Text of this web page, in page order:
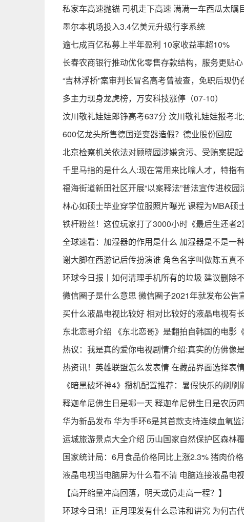
私家车高速抛锚 司机走下高速 满满一车西瓜太瞩
墨尔本机场投入3.4亿美元升级行李系统
逾七成百亿私募上半年盈利 10家收益率超10%
长春农商银行推动优化零售存款结构，服务更贴心
“吉林浮桥”案审判长冒名高考曾被查，免职后现仍
多主力现身龙虎榜，万安科技涨停（07-10）
汶川敬礼娃娃郎铮高考637分 汶川敬礼娃娃报考
600亿龙头所售德国逆变器造假？德业股份回应
北京检察机关依法对顾晓园涉嫌贪污、受贿案提
千里马指的是什么人:现在常用来比喻人才，特指
福海街道新田社区开展“以案释法”普法宣传进校园
林心如硕士毕业穿学位服照片曝光 课程为MBA硕
铁杆粉丝！这位玩家打了3000小时《最后生还者2
全球速看：加湿器的作用是什么 加湿器是不是一
谢大脚在西游记后传扮演谁 角色名字叫做陈五真
环球今日报丨如何清理手机所有的垃圾 建议删除
微信圈子是什么意思 微信圈子2021年就发布公告
买什么液晶电视比较好 相对比较好的液晶电视有
东北恋哥介绍 《东北恋哥》是翻拍自韩国的电影
热议：我是真的爱你电视剧情介绍:真实的仿佛像
热资讯！英雄联盟怎么发表情 在藏品界面选择表
《暗黑破坏神4》攒机配置推荐：暑假快乐的刷刷
释迦牟尼佛生日是哪一天 释迦牟尼佛生日是农历
华为新品发布 华为手环6是其首款支持连续血氧监
运城旅游景点大全介绍 历山国家自然保护区森林
国家统计局：6月食品价格同比上涨2.3% 猪肉价
液晶电视当电脑屏为什么看不清 电脑连接液晶电
【高开缩量冲高回落，明天或仍走高一程？】
环球今日讯！正月理发有什么忌讳和讲究 为何古